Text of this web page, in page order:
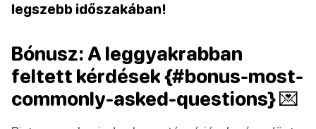
legszebb időszakában!
Bónusz: A leggyakrabban
feltett kérdések {#bonus-most-
commonly-asked-questions} 💌